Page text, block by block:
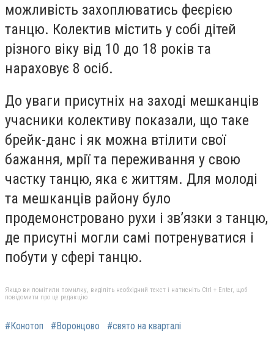
можливість захоплюватись феєрією
танцю. Колектив містить у собі дітей
різного віку від 10 до 18 років та
нараховує 8 осіб.
До уваги присутніх на заході мешканців
учасники колективу показали, що таке
брейк-данс і як можна втілити свої
бажання, мрії та переживання у свою
частку танцю, яка є життям. Для молоді
та мешканців району було
продемонстровано рухи і зв’язки з танцю,
де присутні могли самі потренуватися і
побути у сфері танцю.
Якщо ви помітили помилку, виділіть необхідний текст і натисніть Ctrl + Enter, щоб
повідомити про це редакцію
#Конотоп #Воронцово #свято на кварталі